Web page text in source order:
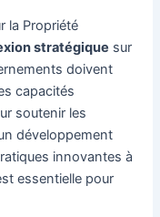
la Propriété
stratégique sur
doivent
capacités
soutenir les
développement
innovantes à
essentielle pour